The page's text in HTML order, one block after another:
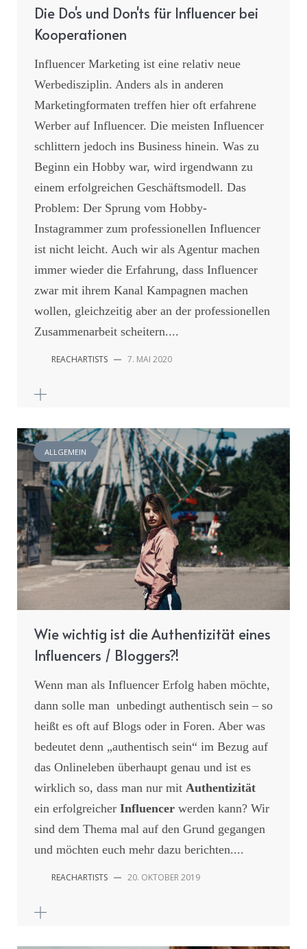
Die Do's und Don'ts für Influencer bei
Kooperationen
Influencer Marketing ist eine relativ neue
Werbedisziplin. Anders als in anderen
Marketingformaten treffen hier oft erfahrene
Werber auf Influencer. Die meisten Influencer
schlittern jedoch ins Business hinein. Was zu
Beginn ein Hobby war, wird irgendwann zu
einem erfolgreichen Geschäftsmodell. Das
Problem: Der Sprung vom Hobby-
Instagrammer zum professionellen Influencer
ist nicht leicht. Auch wir als Agentur machen
immer wieder die Erfahrung, dass Influencer
zwar mit ihrem Kanal Kampagnen machen
wollen, gleichzeitig aber an der professionellen
Zusammenarbeit scheitern....
REACHARTISTS — 7. MAI 2020
ALLGEMEIN
Wie wichtig ist die Authentizität eines
Influencers / Bloggers?!
Wenn man als Influencer Erfolg haben möchte,
dann solle man unbedingt authentisch sein – so
heißt es oft auf Blogs oder in Foren. Aber was
bedeutet denn „authentisch sein“ im Bezug auf
das Onlineleben überhaupt genau und ist es
wirklich so, dass man nur mit Authentizität
ein erfolgreicher Influencer werden kann? Wir
sind dem Thema mal auf den Grund gegangen
und möchten euch mehr dazu berichten....
REACHARTISTS — 20. OKTOBER 2019